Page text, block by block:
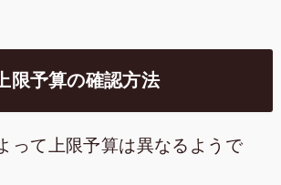
限予算の確認方法
って上限予算は異なるようで